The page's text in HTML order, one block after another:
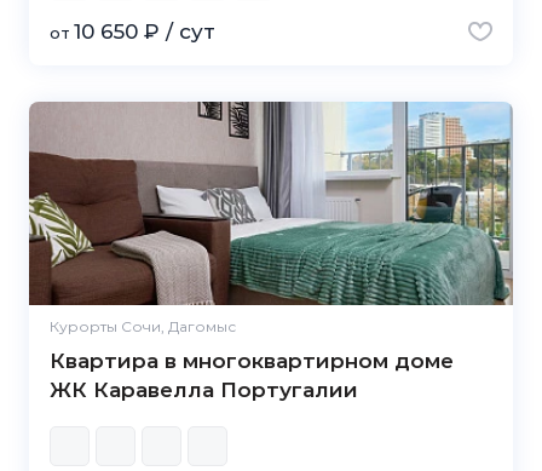
от 10 650 ₽ / сут
Курорты Сочи, Дагомыс
Квартира в многоквартирном доме
ЖК Каравелла Португалии